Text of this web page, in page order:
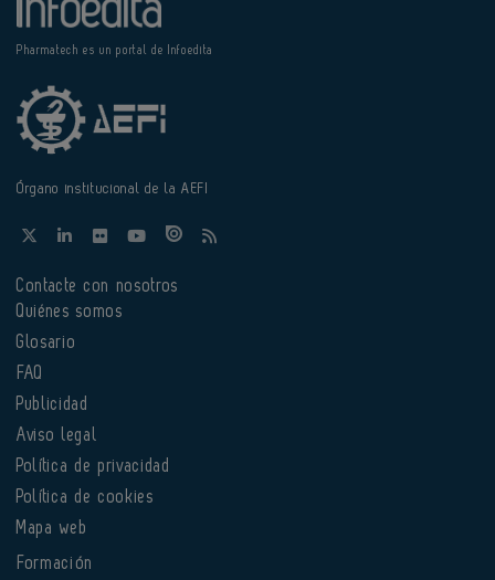
Pharmatech es un portal de Infoedita
Órgano institucional de la AEFI
Contacte con nosotros
Quiénes somos
Glosario
FAQ
Publicidad
Aviso legal
Política de privacidad
Política de cookies
Mapa web
Formación